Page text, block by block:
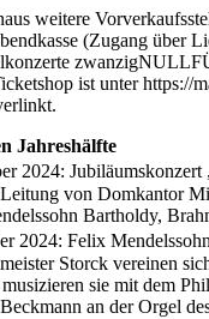
weitere
(Zugang über
ist unter https://
Jahreshälfte
2024:
von Domkantor
Bartholdy,
2024: Felix
Storck vereinen
sie mit dem
an der Orgel